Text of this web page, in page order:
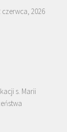
czerwca, 2026
s. Marii